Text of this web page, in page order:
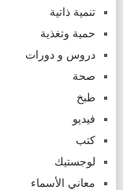
تنمية ذاتية
حمية وتغذية
دروس و دورات
صحة
طبخ
فيديو
كتب
لوجستيك
معاني الأسماء